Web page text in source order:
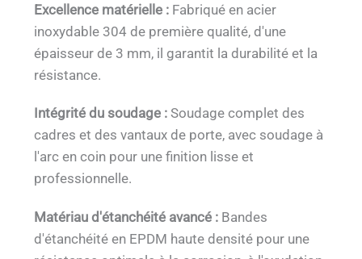
Excellence matérielle : Fabriqué en acier
inoxydable 304 de première qualité, d'une
épaisseur de 3 mm, il garantit la durabilité et la
résistance.
Intégrité du soudage : Soudage complet des
cadres et des vantaux de porte, avec soudage à
l'arc en coin pour une finition lisse et
professionnelle.
Matériau d'étanchéité avancé : Bandes
d'étanchéité en EPDM haute densité pour une